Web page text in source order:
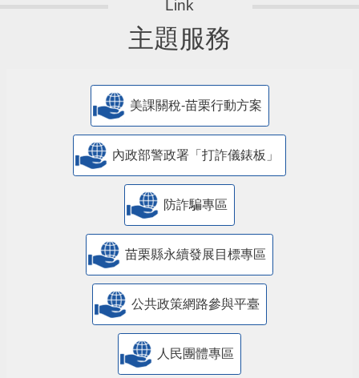
主題服務
美課關稅-苗栗行動方案
內政部警政署「打詐儀錶板」
防詐騙專區
苗栗縣永續發展目標專區
公共政策網路參與平臺
人民團體專區